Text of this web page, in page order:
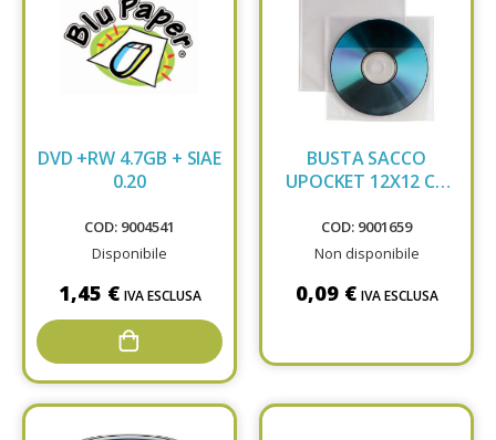
DVD +RW 4.7GB + SIAE
0.20
COD: 9004541
Disponibile
1,45 € IVA ESCLUSA
BUSTA SACCO
UPOCKET 12X12 CD
COD: 9001659
Non disponibile
0,09 € IVA ESCLUSA